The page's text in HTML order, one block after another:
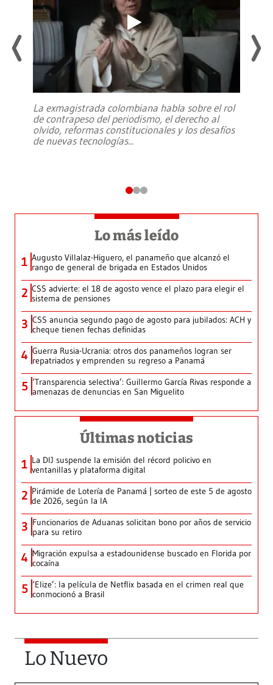
La exmagistrada colombiana habla sobre el rol
de contrapeso del periodismo, el derecho al
olvido, reformas constitucionales y los desafíos
de nuevas tecnologías...
Lo más leído
1 Augusto Villalaz-Higuero, el panameño que alcanzó el
rango de general de brigada en Estados Unidos
2 CSS advierte: el 18 de agosto vence el plazo para elegir el
sistema de pensiones
3 CSS anuncia segundo pago de agosto para jubilados: ACH y
cheque tienen fechas definidas
4 Guerra Rusia-Ucrania: otros dos panameños logran ser
repatriados y emprenden su regreso a Panamá
5 ‘Transparencia selectiva’: Guillermo García Rivas responde a
amenazas de denuncias en San Miguelito
Últimas noticias
1 La DIJ suspende la emisión del récord policivo en
ventanillas y plataforma digital
2 Pirámide de Lotería de Panamá | sorteo de este 5 de agosto
de 2026, según la IA
3 Funcionarios de Aduanas solicitan bono por años de servicio
para su retiro
4 Migración expulsa a estadounidense buscado en Florida por
cocaína
5 ‘Elize’: la película de Netflix basada en el crimen real que
conmocionó a Brasil
Lo Nuevo